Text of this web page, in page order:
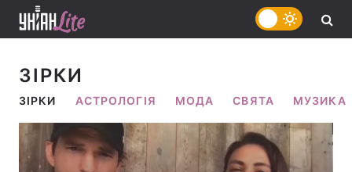
ЗІРКИ
ЗІРКИ АСТРОЛОГІЯ МОДА СВЯТА МУЗИКА